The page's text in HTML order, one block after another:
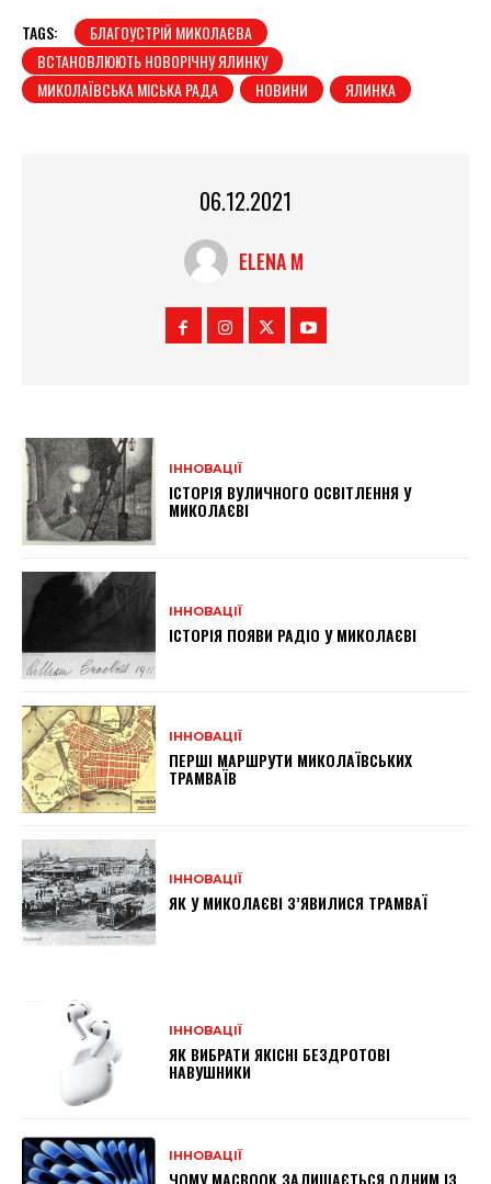
TAGS:
БЛАГОУСТРІЙ МИКОЛАЄВА
ВСТАНОВЛЮЮТЬ НОВОРІЧНУ ЯЛИНКУ
МИКОЛАЇВСЬКА МІСЬКА РАДА
НОВИНИ ЯЛИНКА
06.12.2021
ELENA M
ІННОВАЦІЇ
ІСТОРІЯ ВУЛИЧНОГО ОСВІТЛЕННЯ У
МИКОЛАЄВІ
ІННОВАЦІЇ
ІСТОРІЯ ПОЯВИ РАДІО У МИКОЛАЄВІ
ІННОВАЦІЇ
ПЕРШІ МАРШРУТИ МИКОЛАЇВСЬКИХ
ТРАМВАЇВ
ІННОВАЦІЇ
ЯК У МИКОЛАЄВІ З’ЯВИЛИСЯ ТРАМВАЇ
ІННОВАЦІЇ
ЯК ВИБРАТИ ЯКІСНІ БЕЗДРОТОВІ
НАВУШНИКИ
ІННОВАЦІЇ
ЧОМУ MACBOOK ЗАЛИШАЄТЬСЯ ОДНИМ ІЗ